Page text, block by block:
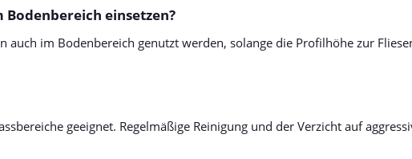
Bodenbereich einsetzen?
auch im Bodenbereich genutzt werden, solange die Profilhöhe zur
geeignet. Regelmäßige Reinigung und der Verzicht auf